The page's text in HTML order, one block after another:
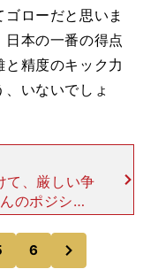
ローだと思いま
本の一番の得点
精度のキック力
いないでしょ
、厳しい争
のポジショ
ね。大畑 ウ
）ぐらいじ
6